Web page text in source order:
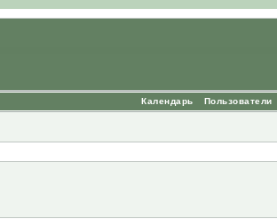
Пользователи
Календарь